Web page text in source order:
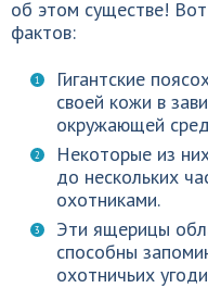
об этом существе!
фактов:
Гигантские
своей кожи в
окружающей
Некоторые из
до нескольких
охотниками.
Эти ящерицы
способны
охотничьих